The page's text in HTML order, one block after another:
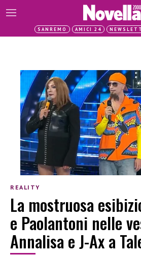
SANREMO AMICI 24
REALITY
La mostruosa
e Paolantoni nelle
Annalisa e J-Ax a